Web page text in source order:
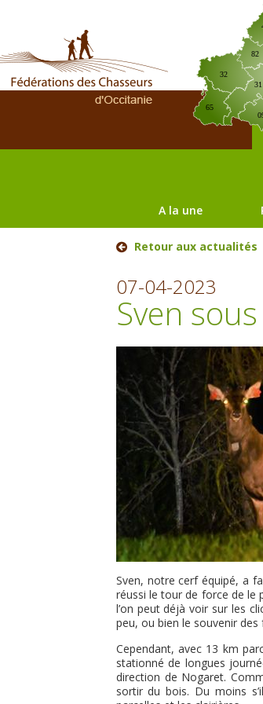
31
32
65
82
A la une
Retour aux actualités
07-04-2023
Sven
Sven, notre cerf équipé, a
réussi le tour de force de le
l’on peut déjà voir sur les
peu, ou bien le souvenir des
Cependant, avec 13 km
stationné de longues
direction de Nogaret.
sortir du bois. Du moins